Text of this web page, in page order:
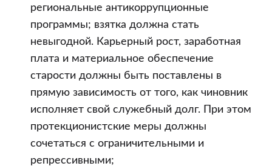
региональные антикоррупционные
программы; взятка должна стать
невыгодной. Карьерный рост, заработная
плата и материальное обеспечение
старости должны быть поставлены в
прямую зависимость от того, как чиновник
исполняет свой служебный долг. При этом
протекционистские меры должны
сочетаться с ограничительными и
репрессивными;